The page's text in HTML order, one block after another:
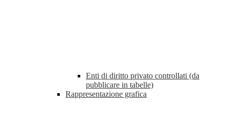
Enti di diritto privato controllati (da
pubblicare in tabelle)
Rappresentazione grafica